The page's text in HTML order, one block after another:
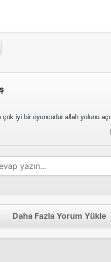
iyi bir oyuncudur allah yolunu
Daha Fazla Yorum Yükle